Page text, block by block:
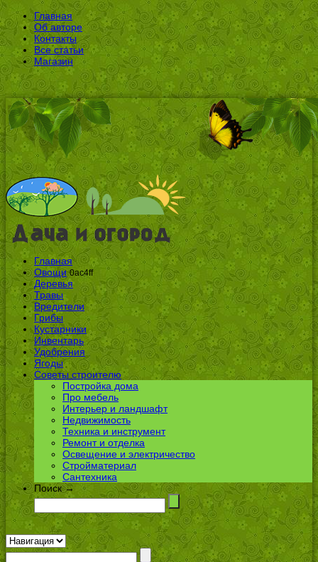
Главная
Об авторе
Контакты
Все статьи
Магазин
Главная
Овощи 0ac4ff
Деревья
Травы
Вредители
Грибы
Кустарники
Инвентарь
Удобрения
Ягоды
Советы строителю
Постройка дома
Про мебель
Интерьер и ландшафт
Недвижимость
Техника и инструмент
Ремонт и отделка
Освещение и электричество
Стройматериал
Сантехника
Поиск →